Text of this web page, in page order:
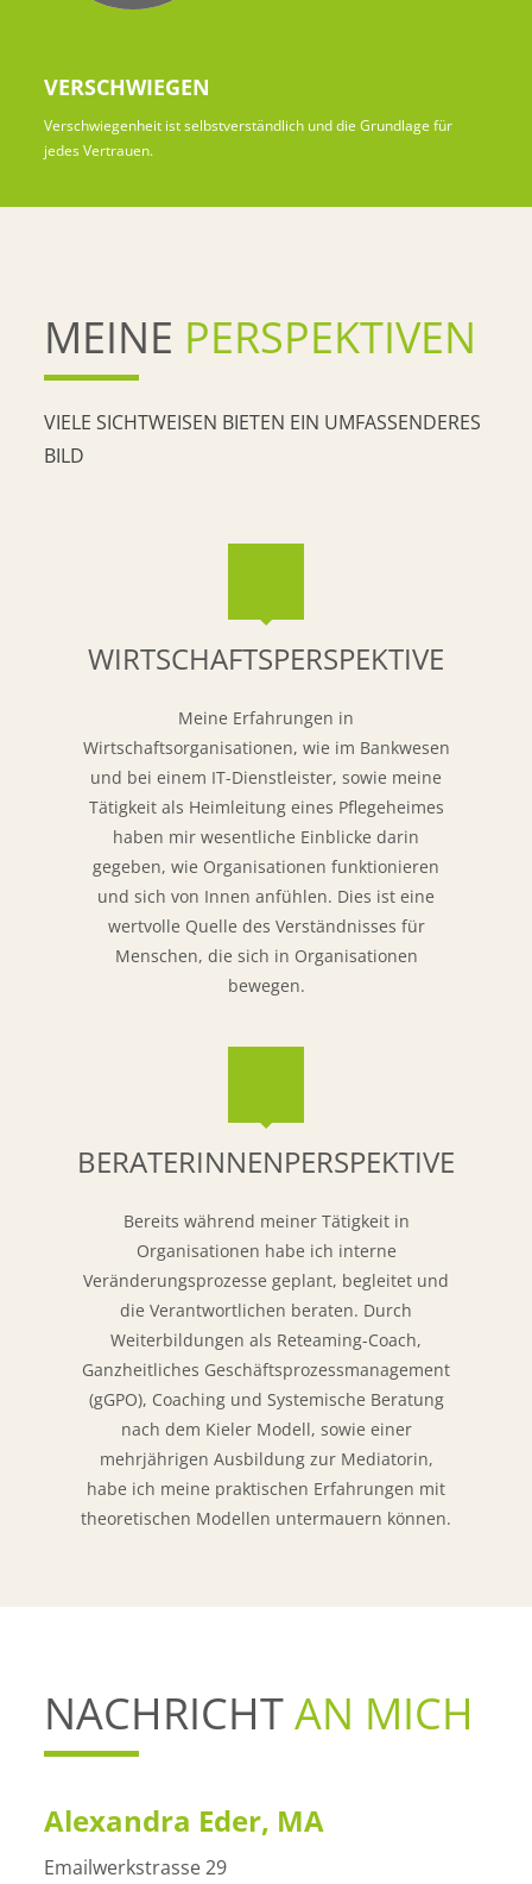
VERSCHWIEGEN
Verschwiegenheit ist selbstverständlich und die Grundlage für
jedes Vertrauen.
MEINE PERSPEKTIVEN
VIELE SICHTWEISEN BIETEN EIN UMFASSENDERES
BILD
WIRTSCHAFTSPERSPEKTIVE
Meine Erfahrungen in
Wirtschaftsorganisationen, wie im Bankwesen
und bei einem IT-Dienstleister, sowie meine
Tätigkeit als Heimleitung eines Pflegeheimes
haben mir wesentliche Einblicke darin
gegeben, wie Organisationen funktionieren
und sich von Innen anfühlen. Dies ist eine
wertvolle Quelle des Verständnisses für
Menschen, die sich in Organisationen
bewegen.
BERATERINNENPERSPEKTIVE
Bereits während meiner Tätigkeit in
Organisationen habe ich interne
Veränderungsprozesse geplant, begleitet und
die Verantwortlichen beraten. Durch
Weiterbildungen als Reteaming-Coach,
Ganzheitliches Geschäftsprozessmanagement
(gGPO), Coaching und Systemische Beratung
nach dem Kieler Modell, sowie einer
mehrjährigen Ausbildung zur Mediatorin,
habe ich meine praktischen Erfahrungen mit
theoretischen Modellen untermauern können.
NACHRICHTAN MICH
Alexandra Eder, MA
Emailwerkstrasse 29